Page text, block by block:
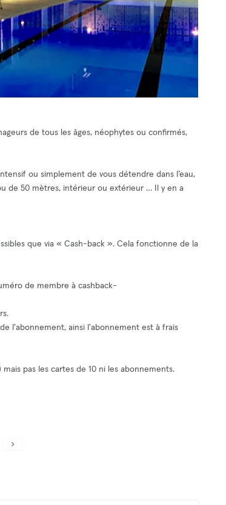
de tous les âges, néophytes ou confirmés,
ou simplement de vous détendre dans l’eau,
de 50 mètres, intérieur ou extérieur … Il y en a
que via « Cash-back ». Cela fonctionne de la
de membre à cashback-
l'abonnement, ainsi l'abonnement est à frais
pas les cartes de 10 ni les abonnements.